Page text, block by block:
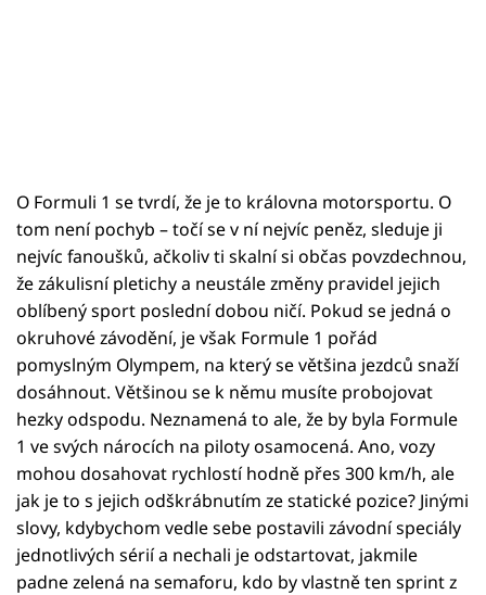
O Formuli 1 se tvrdí, že je to královna motorsportu. O
tom není pochyb – točí se v ní nejvíc peněz, sleduje ji
nejvíc fanoušků, ačkoliv ti skalní si občas povzdechnou,
že zákulisní pletichy a neustále změny pravidel jejich
oblíbený sport poslední dobou ničí. Pokud se jedná o
okruhové závodění, je však Formule 1 pořád
pomyslným Olympem, na který se většina jezdců snaží
dosáhnout. Většinou se k němu musíte probojovat
hezky odspodu. Neznamená to ale, že by byla Formule
1 ve svých nárocích na piloty osamocená. Ano, vozy
mohou dosahovat rychlostí hodně přes 300 km/h, ale
jak je to s jejich odškrábnutím ze statické pozice? Jinými
slovy, kdybychom vedle sebe postavili závodní speciály
jednotlivých sérií a nechali je odstartovat, jakmile
padne zelená na semaforu, kdo by vlastně ten sprint z